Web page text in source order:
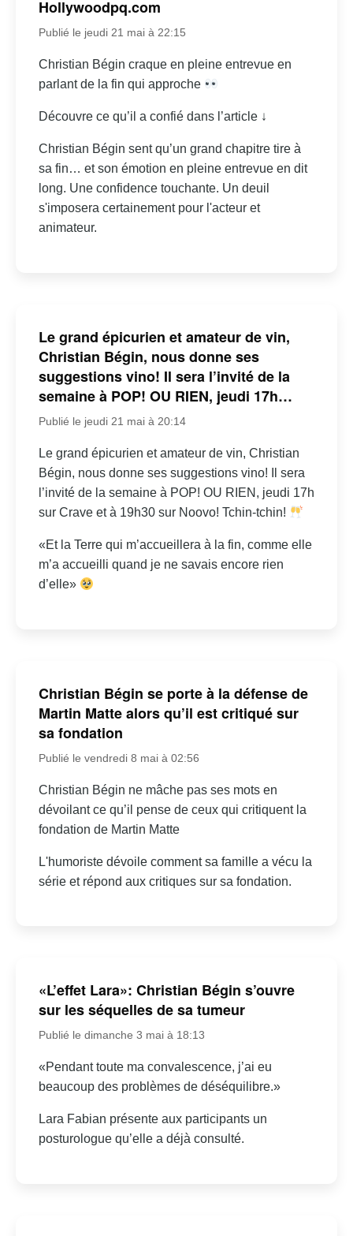
Hollywoodpq.com
Publié le jeudi 21 mai à 22:15
Christian Bégin craque en pleine entrevue en
parlant de la fin qui approche
Découvre ce qu’il a confié dans l’article ↓
Christian Bégin sent qu’un grand chapitre tire à
sa fin… et son émotion en pleine entrevue en dit
long. Une confidence touchante. Un deuil
s'imposera certainement pour l'acteur et
animateur.
Le grand épicurien et amateur de vin,
Christian Bégin, nous donne ses
suggestions vino! Il sera l’invité de la
semaine à POP! OU RIEN, jeudi 17h…
Publié le jeudi 21 mai à 20:14
Le grand épicurien et amateur de vin, Christian
Bégin, nous donne ses suggestions vino! Il sera
l’invité de la semaine à POP! OU RIEN, jeudi 17h
sur Crave et à 19h30 sur Noovo! Tchin-tchin!
«Et la Terre qui m’accueillera à la fin, comme elle
m’a accueilli quand je ne savais encore rien
d’elle»
Christian Bégin se porte à la défense de
Martin Matte alors qu’il est critiqué sur
sa fondation
Publié le vendredi 8 mai à 02:56
Christian Bégin ne mâche pas ses mots en
dévoilant ce qu’il pense de ceux qui critiquent la
fondation de Martin Matte
L'humoriste dévoile comment sa famille a vécu la
série et répond aux critiques sur sa fondation.
«L’effet Lara»: Christian Bégin s’ouvre
sur les séquelles de sa tumeur
Publié le dimanche 3 mai à 18:13
«Pendant toute ma convalescence, j’ai eu
beaucoup des problèmes de déséquilibre.»
Lara Fabian présente aux participants un
posturologue qu’elle a déjà consulté.